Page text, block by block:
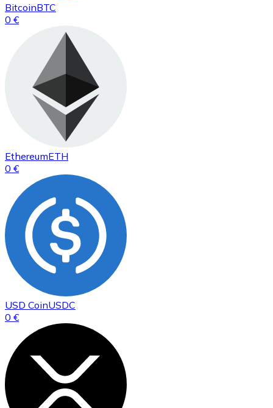
BitcoinBTC
0 €
EthereumETH
0 €
USD CoinUSDC
0 €